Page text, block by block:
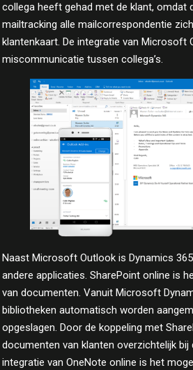
collega heeft gehad met de klant, omdat
mailtracking alle mailcorrespondentie
klantenkaart. De integratie van Microsoft
miscommunicatie tussen collega’s.
Naast Microsoft Outlook is Dynamics
andere applicaties. SharePoint online is
van documenten. Vanuit Microsoft
bibliotheken automatisch worden
opgeslagen. Door de koppeling met
documenten van klanten overzichtelijk bij
integratie van OneNote online is het